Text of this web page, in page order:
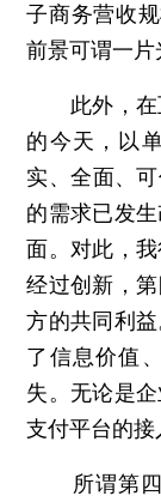
子商务营收规
前景可谓一片
此外，在
的今天，以
实、全面、
的需求已发
面。对此，
经过创新，
方的共同利
了信息价值
失。无论是
支付平台的接
所谓第四